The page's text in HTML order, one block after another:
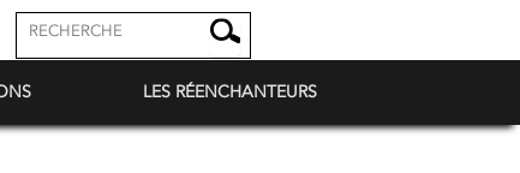
LES RÉENCHANTEURS